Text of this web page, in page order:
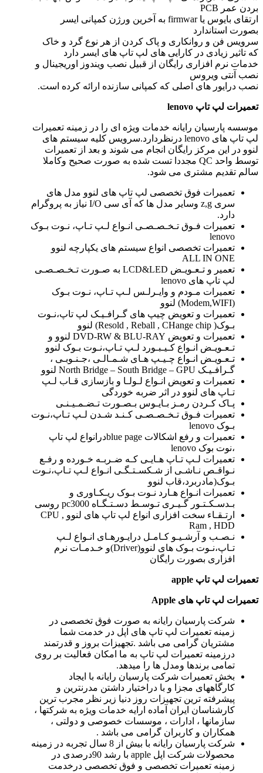
بردن عمر PCB
ارتقای بایوس یا firmwar به آخرین ورژن کمپانی ایسر
بصورت استاندارد
سرویس فن و روانکاری و پاک کردن از هر نوع گرد و خاک
که تاثیر زیادی در کارایی های لپ تاپ های ایسر دارد
خدمات نرم افزاری رایگان از قبیل نصب ویندوز اوریجینال و
نصب آنتی ویروس
نصب درایور های اصلی که کمپانی سازنده ارائه کرده است.
تعمیرات لپ تاپ
موسسه پارسیان رایانه خدمات ویژه ای را در زمینه تعمیرات
لپ تاپ های lenovo درنظردارد.سرویس کلیه سیستم های
لنوو در این مرکز رایگان انجام می شوند و بعد از تعمیرات
توسط واحد QC مجددا تست شده به صورت صحیح وکاملا
سالم تقدیم مشتری می شود.
تعمیرات فوق تخصصی لپ تاپ های لنوو مدل های
سری z,g وسایر مدل ها که آی سی I/O نیاز به پروگرام
دارد.
تعمیرات فـوق تـخـصـصـی انـواع لـپ تـاپ، نـوت بـوک
lenovo
تعمیرات تخصصی انواع سیستم های یکپارچه لنوو
ALL IN ONE
تعمیر و تـعـویـض LCD&LED به صـورت تـخـصـصـی
لپ تاپ های lenovo
تعمیرات مـودم و وایـرلـس لـپ تـاپ، نـوت بـوک
(Modem,WIFI) لنوو
تعمیرات و تعویض چیپ های گـرافـیـک لپ تاپ،نـوت
بـوک( Resold , Reball , CHange chip) لنوو
تعمیرات و تعویض DVD-RW & BLU-RAY لنوو و
تـعـویـض انـواع کـیـبـورد لـپ تـاپ،نـوت بـوک لنوو
تـعـویـض انـواع چـیـپ هـای شـمـالـی ،جـنـوبـی ،
گـرافـیـک North Bridge – South Bridge – GPU لنوو
تعمیرات و تعویض انـواع لـولـا و بازسازی قـاب لـپ
تـاپ های لنوو در اثر ضربه خوردگی
پـاک کـردن رمـز بـایـوس بـصـورت تـضـمـیـنـی
تعمیرات فـوق تـخـصـصـی کـنـد شـدن لـپ تـاپ،نـوت
بـوک lenovo
تعمیرات و رفع اشکالات blue pageدرانواع لپ تاپ
،نوت بوک lenovo
تعمیرات لـپ تـاپ هـایـی کـه ضـربـه خـورده و رفـع
نـواقـص نـاشـی از شـکسـتـگـی انـواع لـپ تـاپ،نـوت
بـوک(مادربرد،قاب لنوو
تعمیرات انـواع هـارد نـوت بـوک ریـکـاوری و
بـدسـکـتـور گـیـری تـوسـط دسـتـگـاه pc3000 روسی
ارتـقـاء سخت افزاری انواع لپ تاپ های لنوو CPU ,
Ram , HDD
نـصـب و آرشـیـو کـامـل درایـورهـای انـواع لـپ
تـاپ،نـوت بـوک های لنوو(Driver)و خـدمـات نرم
افزاری بصورت رایگان
تعمیرات لپ تاپ
تعمیرات لپ تاپ های Apple
شرکت پارسیان رایانه به صورت فوق تخصصی در
زمینه تعمیرات لپ تاپ های اپل در خدمت شما
مشتریان گرامی می باشد .تجهیزات بروز و قدرتمند
درزمینه تعمیرات لپ تاپ به ما امکان فعالیت بر روی
تمامی برندها ومدل ها را میدهد.
بخش تعمیرات شرکت پارسیان رایانه با ایجاد
کارگاههای مجزا و با دراختیار داشتن مدرنترین و
پیشرفته ترین تجهیزات روز دنیا زیر نظر مجرب ترین
کارشناسان ایران آماده ارایه خدمات ویژه به شرکتها ،
سازمانها ، ادارات ، موسسات خصوصی و دولتی ،
همکاران و کاربران گرامی می باشد .
شرکت پارسیان رایانه با بیش از 8 سال تجربه در زمینه
محصولات شرکت اپل apple با رشد 90درصدی در
زمینه تعمیرات تخصصی و فوق تخصصی درخدمت